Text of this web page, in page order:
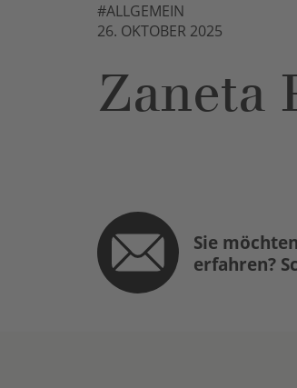
#ALLGEMEIN
26. OKTOBER 2025
Zaneta
Sie
erfahren?